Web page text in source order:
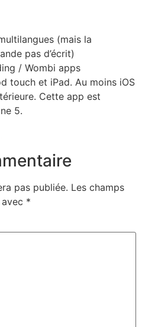
(mais la
pas d’écrit)
/ Wombi apps
touch et iPad. Au moins iOS
Cette app est
5.
pas publiée. Les champs
*